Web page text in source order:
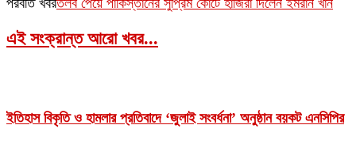
এই সংক্রান্ত আরো খবর...
ইতিহাস বিকৃতি ও হামলার প্রতিবাদে ‘জুলাই সংবর্ধনা’ অনুষ্ঠান বয়কট এনসিপির